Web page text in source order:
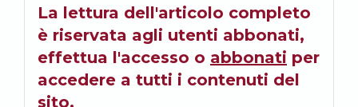
La lettura dell'articolo completo
è riservata agli utenti abbonati,
effettua l'accesso o abbonati per
accedere a tutti i contenuti del
sito.